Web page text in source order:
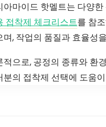
아마이드 핫멜트는 다양
접착제 체크리스트를 참
며, 작업의 품질과 효율성
적으로, 공정의 종류와 환
분의 접착제 선택에 도움